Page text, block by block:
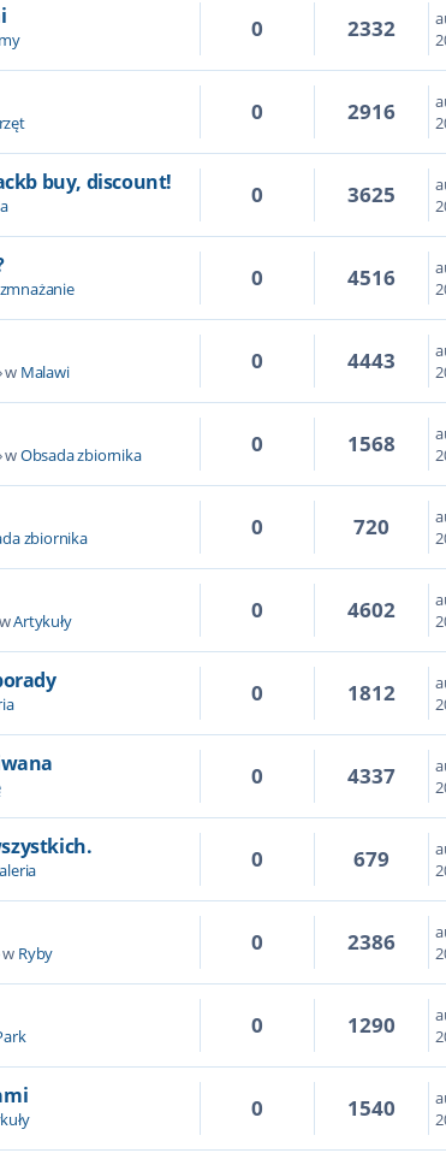
0 2332
0 2916
buy, discount! 0 3625
0 4516
w Malawi 0 4443
wObsada zbiornika 0 1568
zbiornika 0 720
Artykuły 0 4602
0 1812
0 4337
0 679
w Ryby 0 2386
0 1290
0 1540